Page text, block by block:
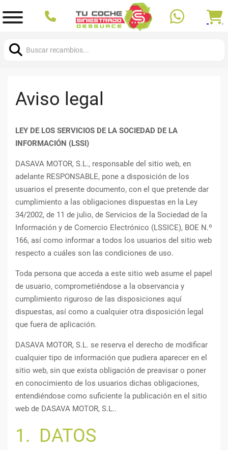
Aviso legal
LEY DE LOS SERVICIOS DE LA SOCIEDAD DE LA
INFORMACIÓN (LSSI)
DASAVA MOTOR, S.L., responsable del sitio web, en
adelante RESPONSABLE, pone a disposición de los
usuarios el presente documento, con el que pretende dar
cumplimiento a las obligaciones dispuestas en la Ley
34/2002, de 11 de julio, de Servicios de la Sociedad de la
Información y de Comercio Electrónico (LSSICE), BOE N.º
166, así como informar a todos los usuarios del sitio web
respecto a cuáles son las condiciones de uso.
Toda persona que acceda a este sitio web asume el papel
de usuario, comprometiéndose a la observancia y
cumplimiento riguroso de las disposiciones aquí
dispuestas, así como a cualquier otra disposición legal
que fuera de aplicación.
DASAVA MOTOR, S.L. se reserva el derecho de modificar
cualquier tipo de información que pudiera aparecer en el
sitio web, sin que exista obligación de preavisar o poner
en conocimiento de los usuarios dichas obligaciones,
entendiéndose como suficiente la publicación en el sitio
web de DASAVA MOTOR, S.L..
1. DATOS